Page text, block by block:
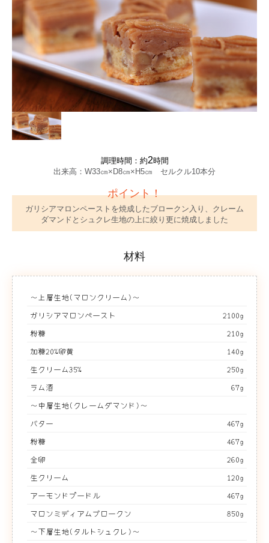
調理時間：約2時間
出来高：W33㎝×D8㎝×H5㎝ セルクル10本分
ポイント！
ガリシアマロンペーストを焼成したブロークン入り、クレーム
ダマンドとシュクレ生地の上に絞り更に焼成しました
材料
～上層生地(マロンクリーム)～
ガリシアマロンペースト
2100g
粉糖
210g
加糖20%卵黄
140g
生クリーム35%
250g
ラム酒
67g
～中層生地(クレームダマンド)～
バター
467g
粉糖
467g
全卵
260g
生クリーム
120g
アーモンドプードル
467g
マロンミディアムブロークン
850g
～下層生地(タルトシュクレ)～